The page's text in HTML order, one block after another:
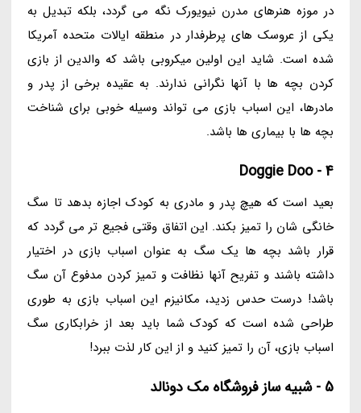
در موزه هنرهای مدرن نیویورک نگه می گردد، بلکه تبدیل به
یکی از عروسک های پرطرفدار در منطقه ایالات متحده آمریکا
شده است. شاید این اولین میکروبی باشد که والدین از بازی
کردن بچه ها با آنها نگرانی ندارند. به عقیده برخی از پدر و
مادرها، این اسباب بازی می تواند وسیله خوبی برای شناخت
بچه ها با بیماری ها باشد.
4 - Doggie Doo
بعید است که هیچ پدر و مادری به کودک اجازه بدهد تا سگ
خانگی شان را تمیز بکند. این اتفاق وقتی فجیع تر می گردد که
قرار باشد بچه ها یک سگ به عنوان اسباب بازی در اختیار
داشته باشند و تفریح آنها نظافت و تمیز کردن مدفوع آن سگ
باشد! درست حدس زدید، مکانیزم این اسباب بازی به طوری
طراحی شده است که کودک شما باید بعد از خرابکاری سگ
اسباب بازی، آن را تمیز کنید و از این کار لذت ببرد!
5 - شبیه ساز فروشگاه مک دونالد